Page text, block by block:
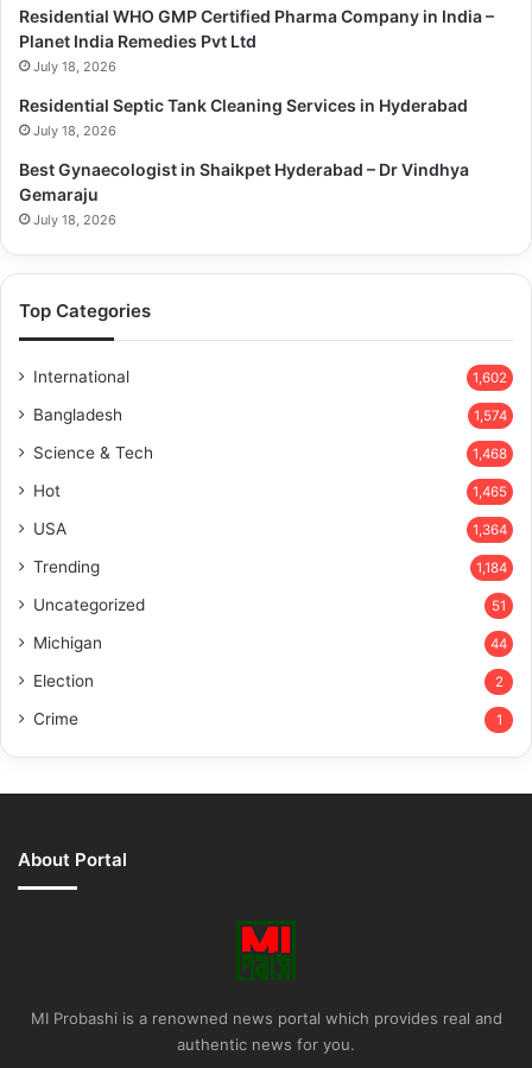
Residential WHO GMP Certified Pharma Company in India –
Planet India Remedies Pvt Ltd
July 18, 2026
Residential Septic Tank Cleaning Services in Hyderabad
July 18, 2026
Best Gynaecologist in Shaikpet Hyderabad – Dr Vindhya
Gemaraju
July 18, 2026
Top Categories
International 1,602
Bangladesh 1,574
Science & Tech 1,468
Hot 1,465
USA 1,364
Trending 1,184
Uncategorized 51
Michigan 44
Election 2
Crime 1
About Portal
MI Probashi is a renowned news portal which provides real and
authentic news for you.